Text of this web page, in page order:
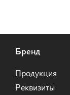
Бренд
Продукция
Реквизиты